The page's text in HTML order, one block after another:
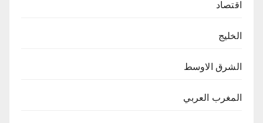
اقتصاد
الخليج
الشرق الاوسط
المغرب العربي